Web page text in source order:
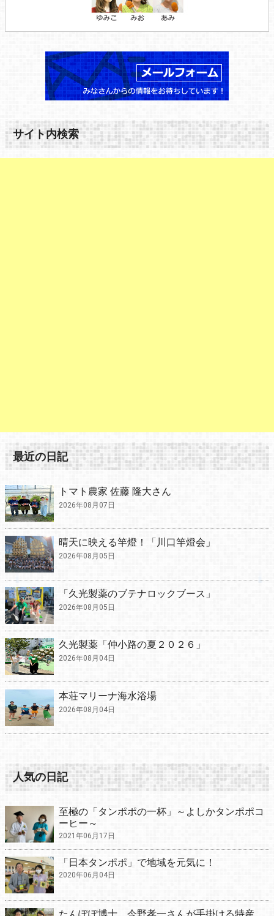
サイト内検索
最近の日記
トマト農家 佐藤 隆大さん
2026年08月07日
晴天に映える竿燈！「川口竿燈会」
2026年08月05日
「久光製薬のブテナロックブース」
2026年08月05日
久光製薬「仲小路の夏２０２６」
2026年08月04日
本荘マリーナ海水浴場
2026年08月04日
人気の日記
至極の「タンポポの一杯」～よしかタンポポコ
ーヒー～
2021年06月17日
「日本タンポポ」で地域を元気に！
2020年06月04日
たんぽぽ博士 今野孝一さんが手掛ける特産